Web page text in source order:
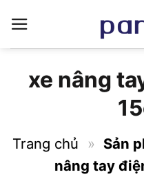
qua
nội
xe nâng
Trang chủ » Sản
nâng tay